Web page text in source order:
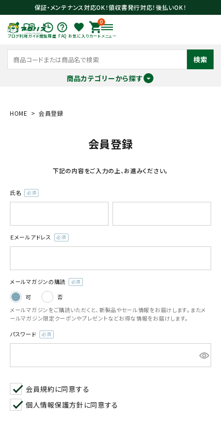
保証・メンテナンス対応OK！領収書発行対応！後払いOK！
ブログ利用ガイド閲覧履歴 FAQ お気に入り
0
カート メニュー
検索
商品カテゴリーから探す
meeting_room ログイン
search
お気に入り一覧
農業機械
農業資材
作業用品
レンタル
ブログ
HOME 会員登録
会員登録
下記の内容をご入力の上、お進みください。
氏名
(必
Ｅメールアドレス
(必
メールマガジンの購読
可
否
メールマガジンをご購読いただくと、新製品やセール情報をお届けします。またメ
ールマガジン限定クーポンやプレゼントなどお得な情報をお届けします。
パスワード
(必
会員規約に同意する
個人情報保護方針 に同意する